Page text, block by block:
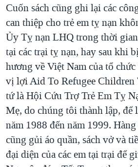
Cuốn sách cũng ghi lại các
can thiệp cho trẻ em tỵ nạn
Ủy Tỵ nạn LHQ trong thời gian
tại các trại tỵ nạn, hay sau khi
hương về Việt Nam của tổ
vị lợi Aid To Refugee Children
tứ là Hội Cứu Trợ Trẻ Em Tỵ
Mẹ, do chúng tôi thành lập, để
năm 1988 đến năm 1999.
cũng gủi áo quần, sách vở và
đại diện của các em tại trại để